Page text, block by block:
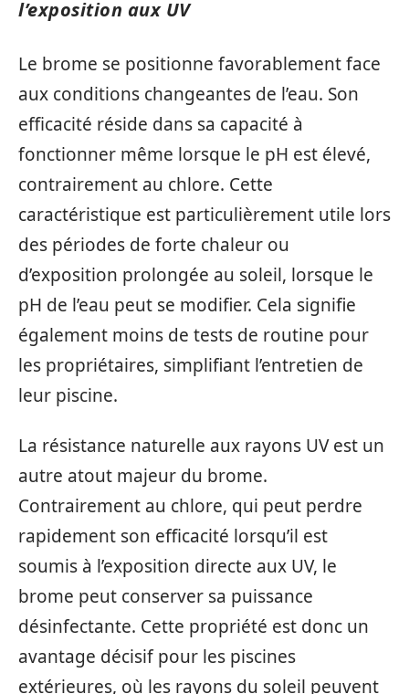
l’exposition aux UV
Le brome se positionne favorablement face
aux conditions changeantes de l’eau. Son
efficacité réside dans sa capacité à
fonctionner même lorsque le pH est élevé,
contrairement au chlore. Cette
caractéristique est particulièrement utile lors
des périodes de forte chaleur ou
d’exposition prolongée au soleil, lorsque le
pH de l’eau peut se modifier. Cela signifie
également moins de tests de routine pour
les propriétaires, simplifiant l’entretien de
leur piscine.
La résistance naturelle aux rayons UV est un
autre atout majeur du brome.
Contrairement au chlore, qui peut perdre
rapidement son efficacité lorsqu’il est
soumis à l’exposition directe aux UV, le
brome peut conserver sa puissance
désinfectante. Cette propriété est donc un
avantage décisif pour les piscines
extérieures, où les rayons du soleil peuvent